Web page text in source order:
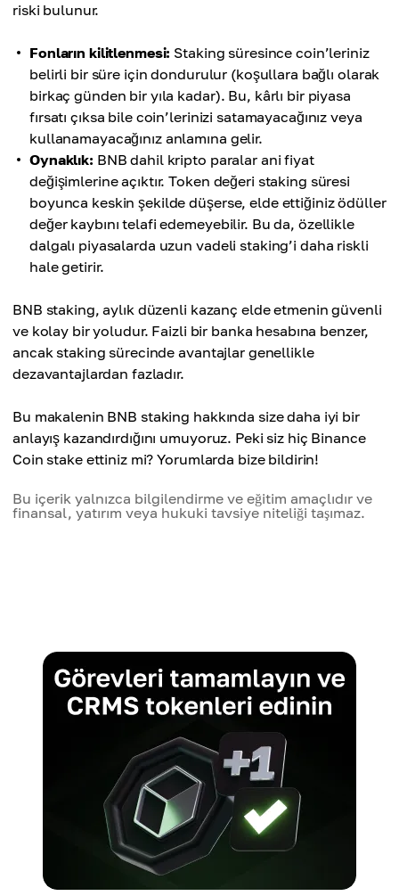
riski bulunur.
Fonların kilitlenmesi: Staking süresince coin’leriniz
belirli bir süre için dondurulur (koşullara bağlı olarak
birkaç günden bir yıla kadar). Bu, kârlı bir piyasa
fırsatı çıksa bile coin’lerinizi satamayacağınız veya
kullanamayacağınız anlamına gelir.
Oynaklık: BNB dahil kripto paralar ani fiyat
değişimlerine açıktır. Token değeri staking süresi
boyunca keskin şekilde düşerse, elde ettiğiniz ödüller
değer kaybını telafi edemeyebilir. Bu da, özellikle
dalgalı piyasalarda uzun vadeli staking’i daha riskli
hale getirir.
BNB staking, aylık düzenli kazanç elde etmenin güvenli
ve kolay bir yoludur. Faizli bir banka hesabına benzer,
ancak staking sürecinde avantajlar genellikle
dezavantajlardan fazladır.
Bu makalenin BNB staking hakkında size daha iyi bir
anlayış kazandırdığını umuyoruz. Peki siz hiç Binance
Coin stake ettiniz mi? Yorumlarda bize bildirin!
Bu içerik yalnızca bilgilendirme ve eğitim amaçlıdır ve
finansal, yatırım veya hukuki tavsiye niteliği taşımaz.